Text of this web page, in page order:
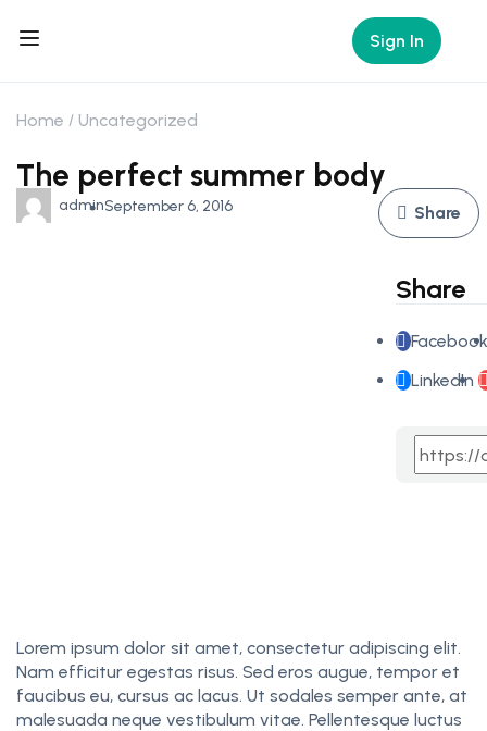
Sign In
Home Uncategorized
The perfect summer body
adminSeptember 6, 2016 Share
Share
Facebook
LinkedIn
Lorem ipsum dolor sit amet, consectetur adipiscing elit.
Nam efficitur egestas risus. Sed eros augue, tempor et
faucibus eu, cursus ac lacus. Ut sodales semper ante, at
malesuada neque vestibulum vitae. Pellentesque luctus